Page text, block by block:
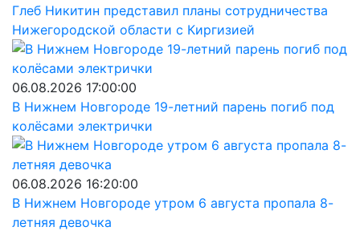
Глеб Никитин представил планы сотрудничества
Нижегородской области с Киргизией
06.08.2026 17:00:00
В Нижнем Новгороде 19-летний парень погиб под
колёсами электрички
06.08.2026 16:20:00
В Нижнем Новгороде утром 6 августа пропала 8-
летняя девочка